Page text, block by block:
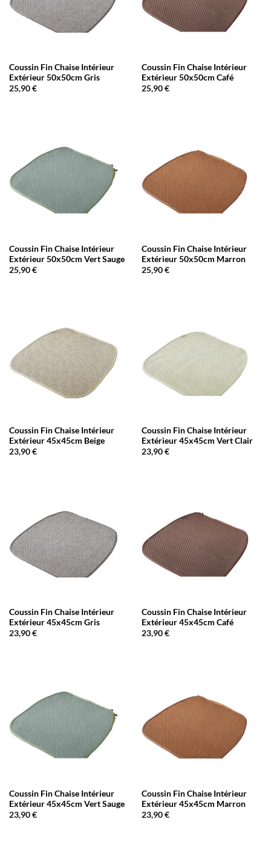
Coussin Fin Chaise Intérieur
Extérieur 50x50cm Gris
25,90€
Coussin Fin Chaise Intérieur
Extérieur 50x50cm Café
25,90€
Coussin Fin Chaise Intérieur
Extérieur 50x50cm Vert Sauge
25,90€
Coussin Fin Chaise Intérieur
Extérieur 50x50cm Marron
25,90€
Coussin Fin Chaise Intérieur
Extérieur 45x45cm Beige
23,90€
Coussin Fin Chaise Intérieur
Extérieur 45x45cm Vert Clair
23,90€
Coussin Fin Chaise Intérieur
Extérieur 45x45cm Gris
23,90€
Coussin Fin Chaise Intérieur
Extérieur 45x45cm Café
23,90€
Coussin Fin Chaise Intérieur
Extérieur 45x45cm Vert Sauge
23,90€
Coussin Fin Chaise Intérieur
Extérieur 45x45cm Marron
23,90€